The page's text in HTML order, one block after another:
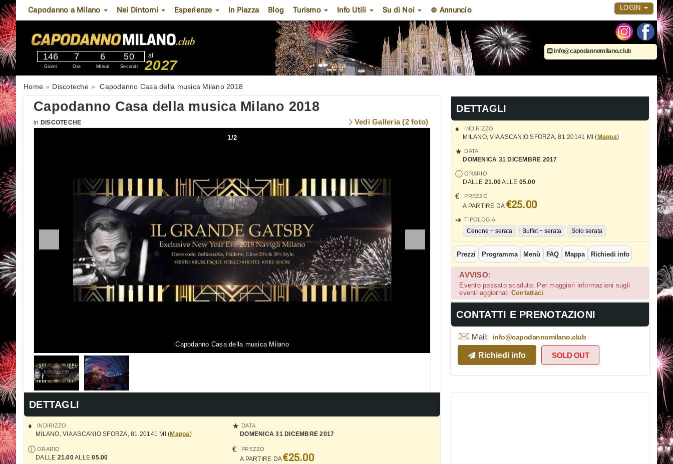
Capodanno a Milano Nei Dintorni Esperienze In Piazza Blog Turismo Info Utili Su di Noi ⊕ Annuncio LOGIN
146
Giorni
7
Ore
6
Minuti
49
Secondi
al
2027
info@capodannomilano.club
Home Discoteche Capodanno Casa della musica Milano 2018
Capodanno Casa della musica Milano 2018
in DISCOTECHE Vedi Galleria (2 foto)
1/2
Capodanno Casa della musica Milano Disco - Capodanno Casa della
DETTAGLI
INDIRIZZO
MILANO,VIA ASCANIO SFORZA, 81 20141 MI ( Mappa)
DATA
DOMENICA 31 DICEMBRE 2017
ORARIO
DALLE 21.00ALLE 05.00
PREZZO
A PARTIRE DA €25.00
TIPOLOGIA
Cenone + serata Buffet + serata Solo serata
Prezzi Programma Menù FAQ Mappa Richiedi info
AVVISO:
Evento passato scaduto. Per maggiori informazioni sugli
eventi aggiornati Contattaci
CONTATTI E PRENOTAZIONI
Mail: info@capodannomilano.club
Richiedi info SOLD OUT
DETTAGLI
INDIRIZZO
MILANO VIA ASCANIO SFORZA, 81 20141 MI(Mappa)
DATA
DOMENICA 31 DICEMBRE 2017
ORARIO
DALLE 21.00ALLE05.00
PREZZO
A PARTIRE DA €25.00